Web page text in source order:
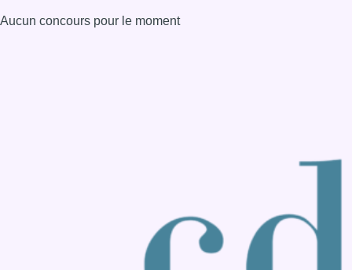
Aucun concours pour le moment